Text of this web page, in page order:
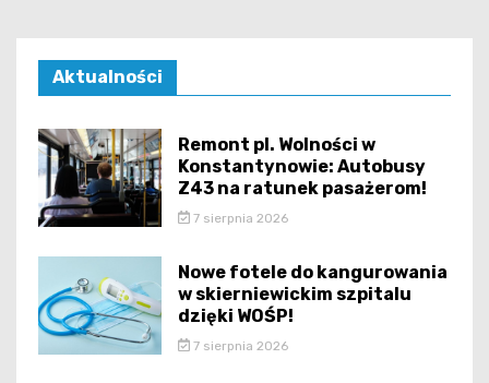
Aktualności
Remont pl. Wolności w
Konstantynowie: Autobusy
Z43 na ratunek pasażerom!
7 sierpnia 2026
Nowe fotele do kangurowania
w skierniewickim szpitalu
dzięki WOŚP!
7 sierpnia 2026